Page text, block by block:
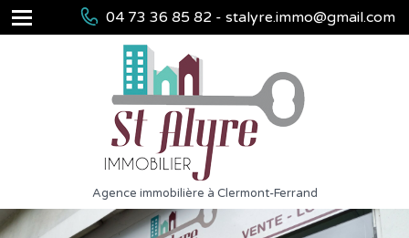
04 73 36 85 82 - stalyre.immo@gmail.com
Agence immobilière à Clermont-Ferrand